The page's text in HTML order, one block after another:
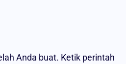
Anda buat. Ketik perintah